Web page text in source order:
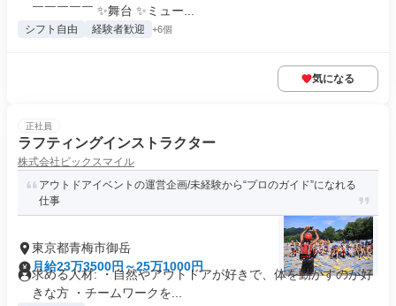
￣￣￣￣￣ ✨舞台 ✨ミュー...
シフト自由 経験者歓迎 +6個
気になる
正社員
ラフティングインストラクター
株式会社ビックスマイル
アウトドアイベントの運営企画/未経験から“プロのガイド”になれる
仕事
東京都青梅市御岳
月給23万3500円～25万1000円
求める人材: ・自然やアウトドアが好きで、体を動かすのが好
きな方 ・チームワークを...